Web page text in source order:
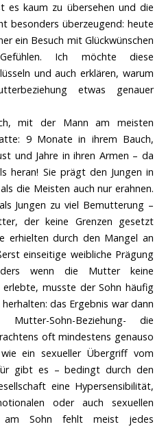
es kaum zu übersehen und die
besonders überzeugend: heute
ein Besuch mit Glückwünschen
Ich möchte diese
und auch erklären, warum
etwas genauer
mit der Mann am meisten
9 Monate in ihrem Bauch,
und Jahre in ihren Armen – da
heran! Sie prägt den Jungen in
die Meisten auch nur erahnen.
Jungen zu viel Bemutterung –
der keine Grenzen gesetzt
erhielten durch den Mangel an
einseitige weibliche Prägung
wenn die Mutter keine
musste der Sohn häufig
das Ergebnis war dann
Sohn-Beziehung- die
oft mindestens genauso
ein sexueller Übergriff vom
gibt es – bedingt durch den
eine Hypersensibilität,
oder auch sexuellen
am Sohn fehlt meist jedes